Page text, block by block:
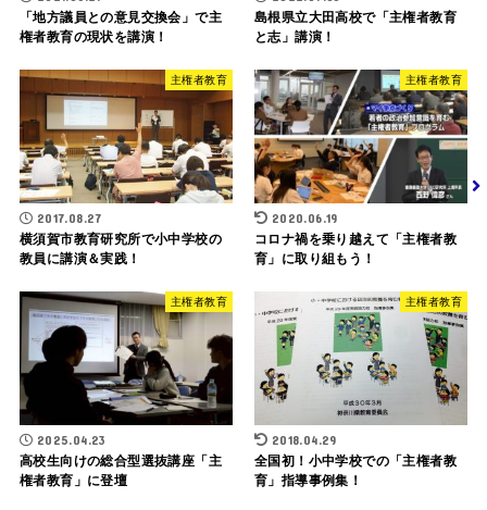
「地方議員との意見交換会」で主
権者教育の現状を講演！
島根県立大田高校で「主権者教育
と志」講演！
主権者教育
2017.08.27
横須賀市教育研究所で小中学校の
教員に講演＆実践！
主権者教育
2020.06.19
コロナ禍を乗り越えて「主権者教
育」に取り組もう！
主権者教育
2025.04.23
高校生向けの総合型選抜講座「主
権者教育」に登壇
主権者教育
2018.04.29
全国初！小中学校での「主権者教
育」指導事例集！